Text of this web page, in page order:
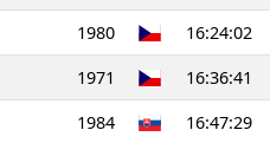
1980
16:24:02
1971
16:36:41
1984
16:47:29